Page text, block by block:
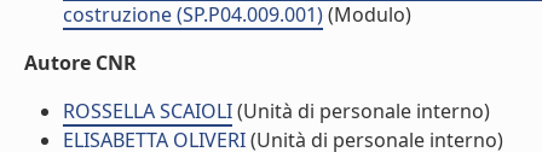
costruzione (SP.P04.009.001)(Modulo)
Autore CNR
ROSSELLA SCAIOLI(Unità di personale interno)
ELISABETTA OLIVERI(Unità di personale interno)